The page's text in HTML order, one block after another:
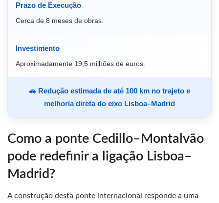
Prazo de Execução
Cerca de 8 meses de obras.
Investimento
Aproximadamente 19,5 milhões de euros.
🚗 Redução estimada de até 100 km no trajeto e
melhoria direta do eixo Lisboa–Madrid
Como a ponte Cedillo–Montalvão
pode redefinir a ligação Lisboa–
Madrid?
A construção desta ponte internacional responde a uma